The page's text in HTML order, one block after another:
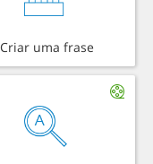
Criar uma frase